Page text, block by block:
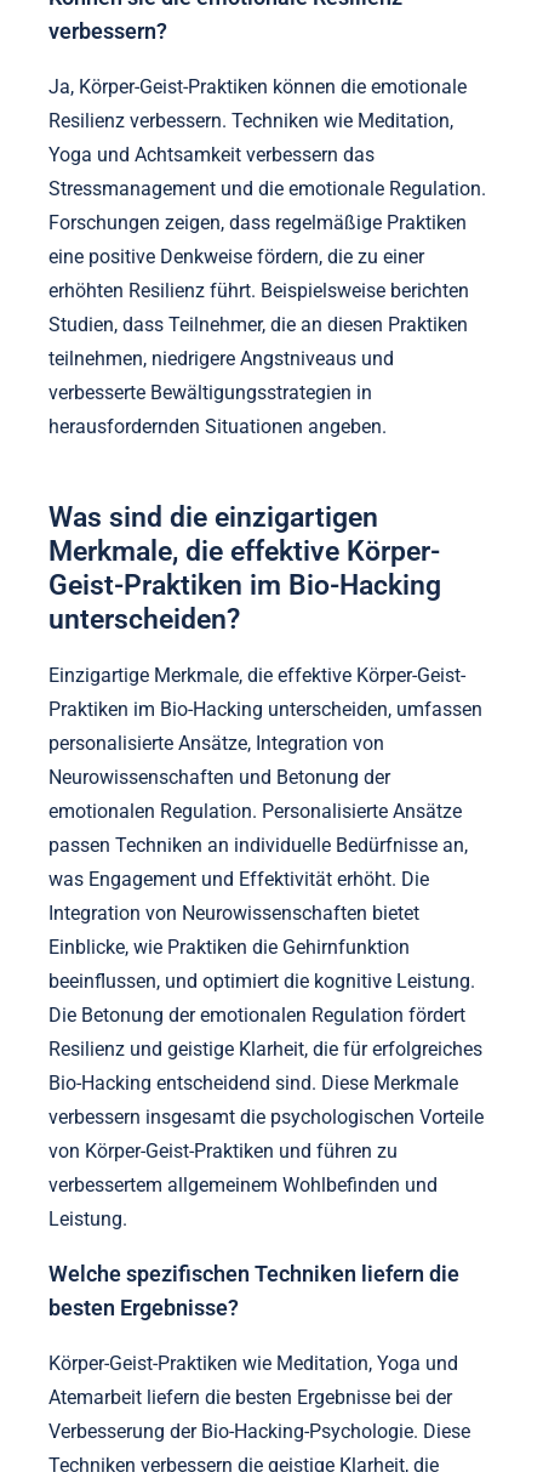
verbessern?
Ja, Körper-Geist-Praktiken können die emotionale
Resilienz verbessern. Techniken wie Meditation,
Yoga und Achtsamkeit verbessern das
Stressmanagement und die emotionale Regulation.
Forschungen zeigen, dass regelmäßige Praktiken
eine positive Denkweise fördern, die zu einer
erhöhten Resilienz führt. Beispielsweise berichten
Studien, dass Teilnehmer, die an diesen Praktiken
teilnehmen, niedrigere Angstniveaus und
verbesserte Bewältigungsstrategien in
herausfordernden Situationen angeben.
Was sind die einzigartigen
Merkmale, die effektive Körper-
Geist-Praktiken im Bio-Hacking
unterscheiden?
Einzigartige Merkmale, die effektive Körper-Geist-
Praktiken im Bio-Hacking unterscheiden, umfassen
personalisierte Ansätze, Integration von
Neurowissenschaften und Betonung der
emotionalen Regulation. Personalisierte Ansätze
passen Techniken an individuelle Bedürfnisse an,
was Engagement und Effektivität erhöht. Die
Integration von Neurowissenschaften bietet
Einblicke, wie Praktiken die Gehirnfunktion
beeinflussen, und optimiert die kognitive Leistung.
Die Betonung der emotionalen Regulation fördert
Resilienz und geistige Klarheit, die für erfolgreiches
Bio-Hacking entscheidend sind. Diese Merkmale
verbessern insgesamt die psychologischen Vorteile
von Körper-Geist-Praktiken und führen zu
verbessertem allgemeinem Wohlbefinden und
Leistung.